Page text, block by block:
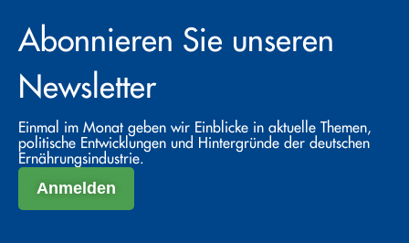
Abonnieren Sie unseren
Newsletter
Einmal im Monat geben wir Einblicke in aktuelle Themen,
politische Entwicklungen und Hintergründe der deutschen
Ernährungsindustrie.
Anmelden